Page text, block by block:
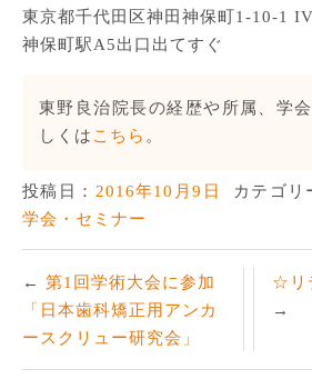
東京都千代田区神田神保町1-10-1
神保町駅A5出口出てすぐ
東野良治院長の経歴や所属、学
しくは こちら 。
投稿日： 2016年10月9日 カテゴリ
学会・セミナー
第1回学術大会に参加
「日本歯科矯正用アンカ
ースクリュー研究会」
☆リ